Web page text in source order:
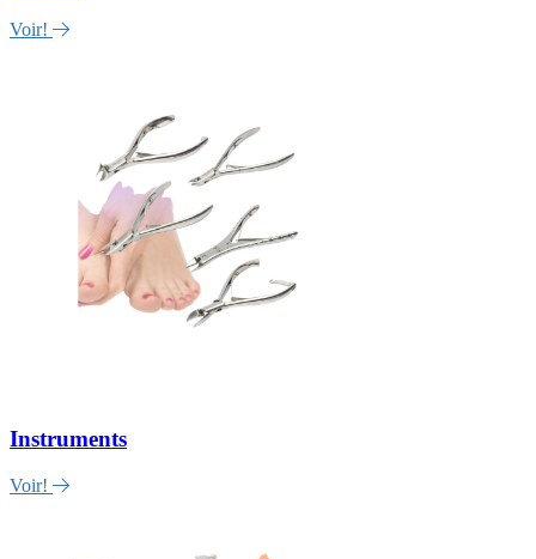
Voir!
Instruments
Voir!